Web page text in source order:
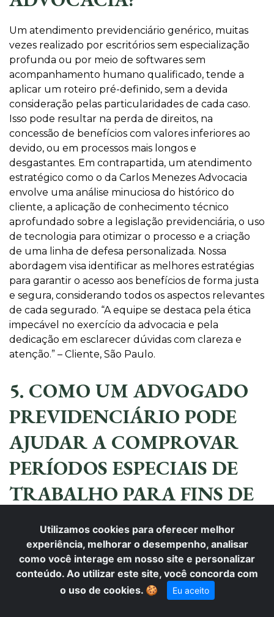
Um atendimento previdenciário genérico, muitas
vezes realizado por escritórios sem especialização
profunda ou por meio de softwares sem
acompanhamento humano qualificado, tende a
aplicar um roteiro pré-definido, sem a devida
consideração pelas particularidades de cada caso.
Isso pode resultar na perda de direitos, na
concessão de benefícios com valores inferiores ao
devido, ou em processos mais longos e
desgastantes. Em contrapartida, um atendimento
estratégico como o da Carlos Menezes Advocacia
envolve uma análise minuciosa do histórico do
cliente, a aplicação de conhecimento técnico
aprofundado sobre a legislação previdenciária, o uso
de tecnologia para otimizar o processo e a criação
de uma linha de defesa personalizada. Nossa
abordagem visa identificar as melhores estratégias
para garantir o acesso aos benefícios de forma justa
e segura, considerando todos os aspectos relevantes
de cada segurado. “A equipe se destaca pela ética
impecável no exercício da advocacia e pela
dedicação em esclarecer dúvidas com clareza e
atenção.” – Cliente, São Paulo.
5. COMO UM ADVOGADO
PREVIDENCIÁRIO PODE
AJUDAR A COMPROVAR
PERÍODOS ESPECIAIS DE
TRABALHO PARA FINS DE
APOSENTADORIA?
A comprovação de períodos especiais de trabalho é
fundamental para a concessão da aposentadoria
especial, que permite ao segurado se aposentar
mais cedo. Um advogado previdenciário experiente,
Utilizamos cookies para oferecer melhor
experiência, melhorar o desempenho, analisar
como você interage em nosso site e personalizar
conteúdo. Ao utilizar este site, você concorda com
o uso de cookies. 🍪 Eu aceito